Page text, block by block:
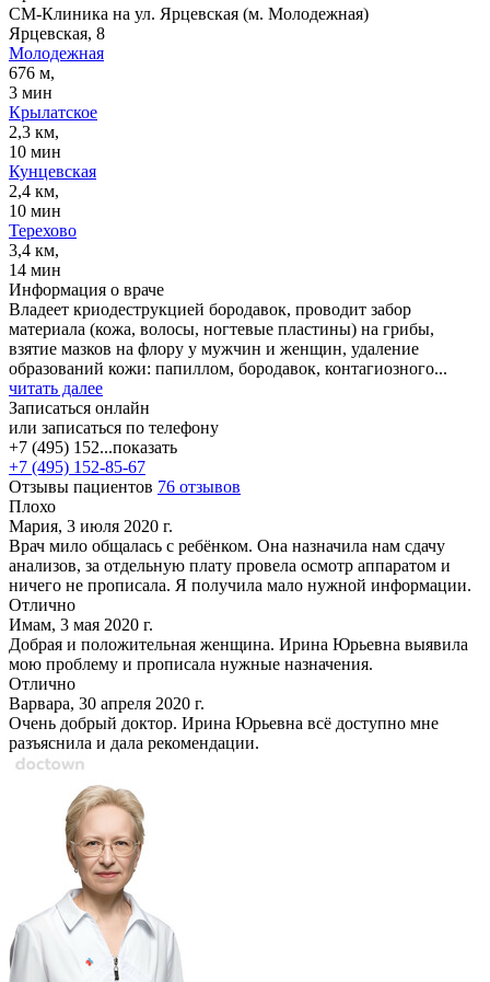
СМ-Клиника на ул. Ярцевская (м. Молодежная)
Ярцевская, 8
Молодежная
676 м,
3 мин
Крылатское
2,3 км,
10 мин
Кунцевская
2,4 км,
10 мин
Терехово
3,4 км,
14 мин
Информация о враче
Владеет криодеструкцией бородавок, проводит забор
материала (кожа, волосы, ногтевые пластины) на грибы,
взятие мазков на флору у мужчин и женщин, удаление
образований кожи: папиллом, бородавок, контагиозного...
читать далее
Записаться онлайн
или записаться по телефону
+7 (495) 152...показать
+7 (495) 152-85-67
Отзывы пациентов 76 отзывов
Плохо
Мария, 3 июля 2020 г.
Врач мило общалась с ребёнком. Она назначила нам сдачу
анализов, за отдельную плату провела осмотр аппаратом и
ничего не прописала. Я получила мало нужной информации.
Отлично
Имам, 3 мая 2020 г.
Добрая и положительная женщина. Ирина Юрьевна выявила
мою проблему и прописала нужные назначения.
Отлично
Варвара, 30 апреля 2020 г.
Очень добрый доктор. Ирина Юрьевна всё доступно мне
разъяснила и дала рекомендации.